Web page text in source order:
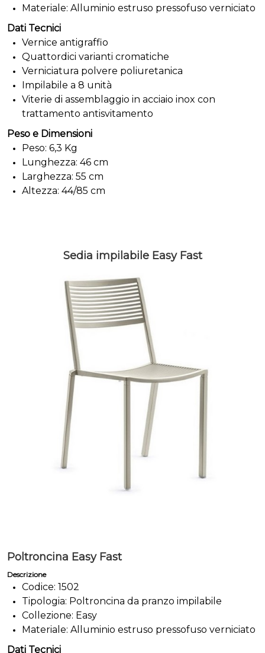
Materiale: Alluminio estruso pressofuso verniciato
Dati Tecnici
Vernice antigraffio
Quattordici varianti cromatiche
Verniciatura polvere poliuretanica
Impilabile a 8 unità
Viterie di assemblaggio in acciaio inox con
trattamento antisvitamento
Peso e Dimensioni
Peso: 6,3 Kg
Lunghezza: 46 cm
Larghezza: 55 cm
Altezza: 44/85 cm
Sedia impilabile Easy Fast
Poltroncina Easy Fast
Descrizione
Codice: 1502
Tipologia: Poltroncina da pranzo impilabile
Collezione: Easy
Materiale: Alluminio estruso pressofuso verniciato
Dati Tecnici